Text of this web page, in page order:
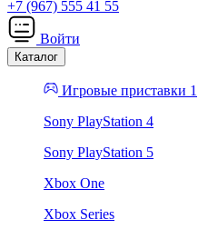
+7 (967) 555 41 55
Войти
Каталог
Игровые приставки 1
Sony PlayStation 4
Sony PlayStation 5
Xbox One
Xbox Series